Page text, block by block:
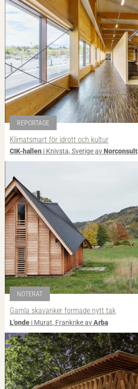
REPORTAGE
Klimatsmart för idrott och kultur
CIK-hallen i Knivsta, Sverige avNorconsult
NOTERAT
Gamla skavanker formade nytt tak
L'onde i Murat, Frankrike avArba